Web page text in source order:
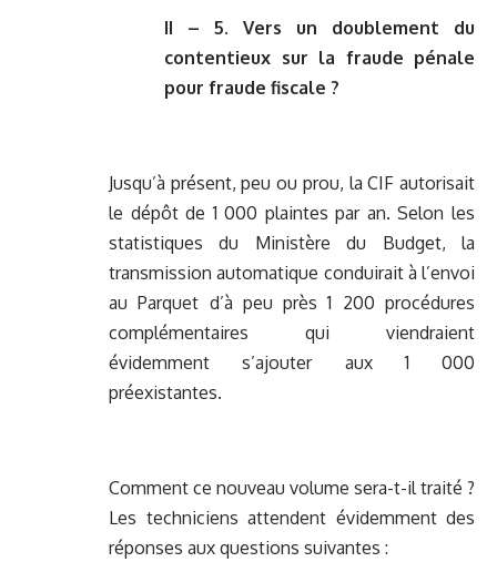
II – 5. Vers un doublement du
contentieux sur la fraude pénale
pour fraude fiscale ?
Jusqu’à présent, peu ou prou, la CIF autorisait
le dépôt de 1 000 plaintes par an. Selon les
statistiques du Ministère du Budget, la
transmission automatique conduirait à l’envoi
au Parquet d’à peu près 1 200 procédures
complémentaires qui viendraient
évidemment s’ajouter aux 1 000
préexistantes.
Comment ce nouveau volume sera-t-il traité ?
Les techniciens attendent évidemment des
réponses aux questions suivantes :